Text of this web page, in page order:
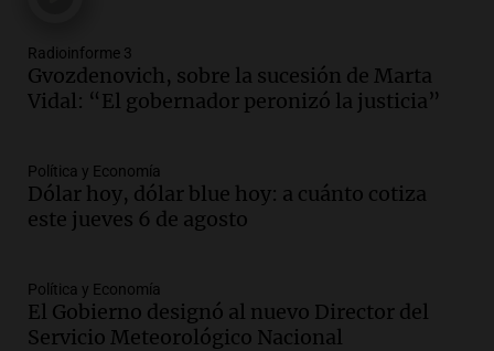
que le “explotó el celular”: acusan al
marido de matarla
Juntos
juicio a Óscar González por el accidente
en las altas cumbres
Panorama Federal
Audio.Córdoba enfrenta fuertes vientos
que afectan diversas actividades locales,
según Barrionuevo
Radioinforme 3
Gvozdenovich, sobre la sucesión de Marta
Vidal: “El gobernador peronizó la justicia”
Política y Economía
Dólar hoy, dólar blue hoy: a cuánto cotiza
este jueves 6 de agosto
Política y Economía
El Gobierno designó al nuevo Director del
Servicio Meteorológico Nacional